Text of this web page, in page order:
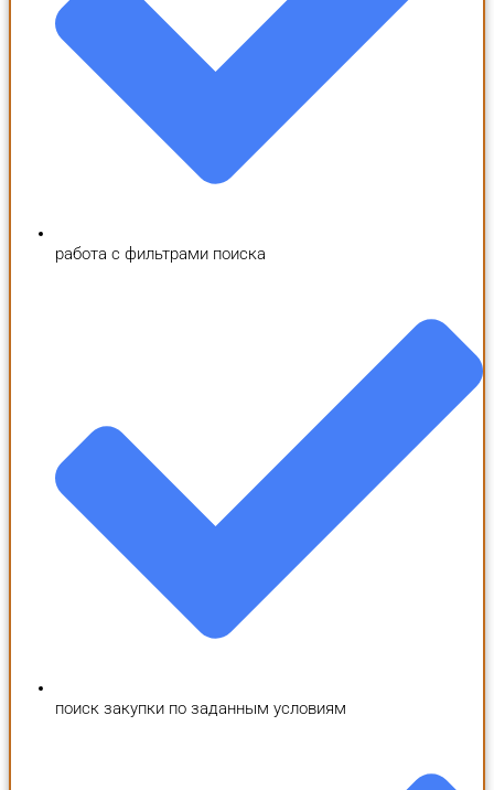
работа с фильтрами поиска
поиск закупки по заданным условиям